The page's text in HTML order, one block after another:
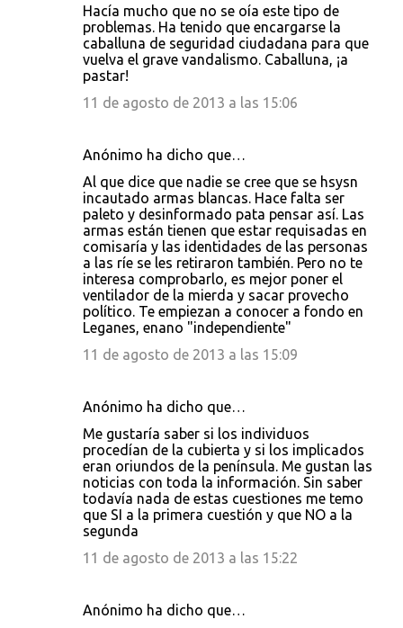
Hacía mucho que no se oía este tipo de
problemas. Ha tenido que encargarse la
caballuna de seguridad ciudadana para que
vuelva el grave vandalismo. Caballuna, ¡a
pastar!
11 de agosto de 2013 a las 15:06
Anónimo ha dicho que…
Al que dice que nadie se cree que se hsysn
incautado armas blancas. Hace falta ser
paleto y desinformado pata pensar así. Las
armas están tienen que estar requisadas en
comisaría y las identidades de las personas
a las ríe se les retiraron también. Pero no te
interesa comprobarlo, es mejor poner el
ventilador de la mierda y sacar provecho
político. Te empiezan a conocer a fondo en
Leganes, enano "independiente"
11 de agosto de 2013 a las 15:09
Anónimo ha dicho que…
Me gustaría saber si los individuos
procedían de la cubierta y si los implicados
eran oriundos de la península. Me gustan las
noticias con toda la información. Sin saber
todavía nada de estas cuestiones me temo
que SI a la primera cuestión y que NO a la
segunda
11 de agosto de 2013 a las 15:22
Anónimo ha dicho que…